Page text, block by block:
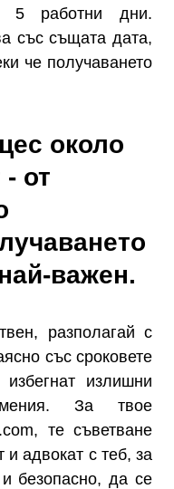
работни дни.
със същата дата,
че получаването
около
от
важен.
разполагай с
със сроковете
излишни
За твое
те съветване
адвокат с теб, за
безопасно, да се